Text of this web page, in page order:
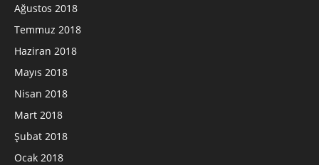
Ağustos 2018
Temmuz 2018
Haziran 2018
Mayıs 2018
Nisan 2018
Mart 2018
Şubat 2018
Ocak 2018